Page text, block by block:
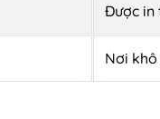
Được in
Nơi